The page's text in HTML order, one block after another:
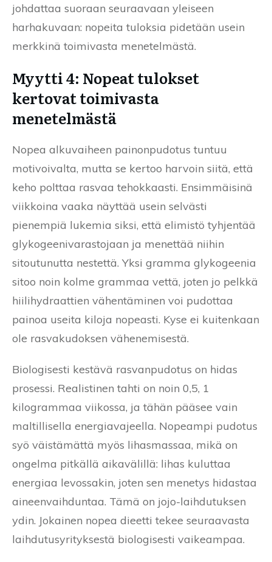
johdattaa suoraan seuraavaan yleiseen
harhakuvaan: nopeita tuloksia pidetään usein
merkkinä toimivasta menetelmästä.
Myytti 4: Nopeat tulokset
kertovat toimivasta
menetelmästä
Nopea alkuvaiheen painonpudotus tuntuu
motivoivalta, mutta se kertoo harvoin siitä, että
keho polttaa rasvaa tehokkaasti. Ensimmäisinä
viikkoina vaaka näyttää usein selvästi
pienempiä lukemia siksi, että elimistö tyhjentää
glykogeenivarastojaan ja menettää niihin
sitoutunutta nestettä. Yksi gramma glykogeenia
sitoo noin kolme grammaa vettä, joten jo pelkkä
hiilihydraattien vähentäminen voi pudottaa
painoa useita kiloja nopeasti. Kyse ei kuitenkaan
ole rasvakudoksen vähenemisestä.
Biologisesti kestävä rasvanpudotus on hidas
prosessi. Realistinen tahti on noin 0,5, 1
kilogrammaa viikossa, ja tähän pääsee vain
maltillisella energiavajeella. Nopeampi pudotus
syö väistämättä myös lihasmassaa, mikä on
ongelma pitkällä aikavälillä: lihas kuluttaa
energiaa levossakin, joten sen menetys hidastaa
aineenvaihduntaa. Tämä on jojo-laihdutuksen
ydin. Jokainen nopea dieetti tekee seuraavasta
laihdutusyrityksestä biologisesti vaikeampaa.